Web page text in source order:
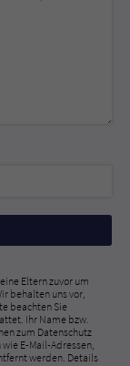
Eltern zuvor um
behalten uns vor,
beachten Sie
Ihr Name bzw.
zum Datenschutz
E-Mail-Adressen,
werden. Details